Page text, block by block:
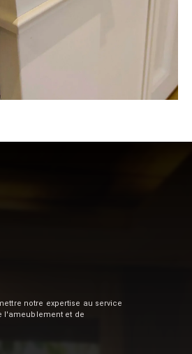
notre expertise au service
l'ameublement et de